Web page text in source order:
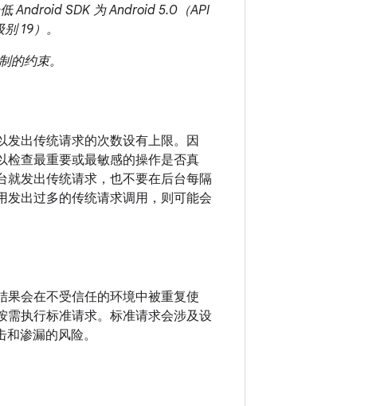
Android SDK 为 Android 5.0（API
19）。
的约束。
出传统请求的次数设有上限。因
检查最重要或最敏感的操作是否真
就发出传统请求，也不要在后台每隔
发出过多的传统请求调用，则可能会
果会在不受信任的环境中被重复使
需执行标准请求。标准请求会涉及设
渗漏的风险。